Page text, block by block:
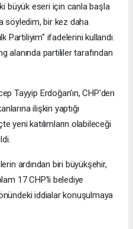
büyük eseri için canla başla
söyledim, bir kez daha
Partiliyim" ifadelerini kullandı.
alanında partililer tarafından
Tayyip Erdoğan'ın, CHP'den
ilişkin yaptığı
yeni katılımların olabileceği
ardından biri büyükşehir,
17 CHP'li belediye
iddialar konuşulmaya